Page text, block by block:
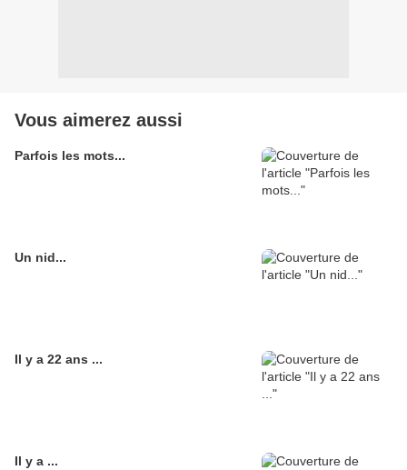
Vous aimerez aussi
Parfois les mots...
Un nid...
Il y a 22 ans ...
Il y a ...